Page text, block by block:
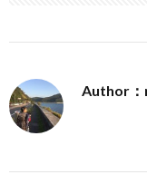
Author